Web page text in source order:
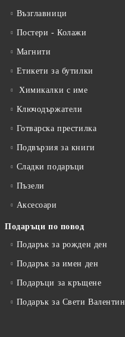
Възглавници
Постери - Колажи
Магнити
Етикети за бутилки
Химикалки с име
Ключодържатели
Готварска престилка
Подвързия за книги
Сладки подаръци
Пъзели
Аксесоари
Подаръци по повод
Подарък за рожден ден
Подарък за имен ден
Подаръци за кръщене
Подарък за Свети Валентин